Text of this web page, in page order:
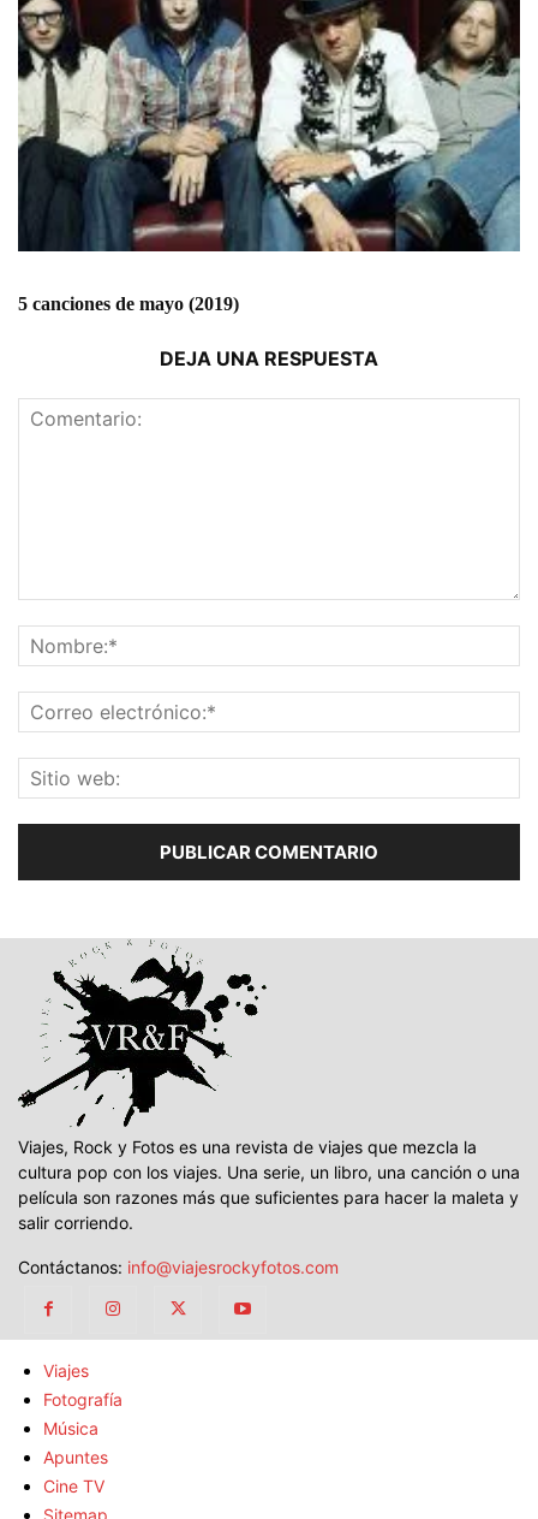
5 canciones de mayo (2019)
DEJA UNA RESPUESTA
Viajes, Rock y Fotos es una revista de viajes que mezcla la
cultura pop con los viajes. Una serie, un libro, una canción o una
película son razones más que suficientes para hacer la maleta y
salir corriendo.
Contáctanos: info@viajesrockyfotos.com
Viajes
Fotografía
Música
Apuntes
Cine TV